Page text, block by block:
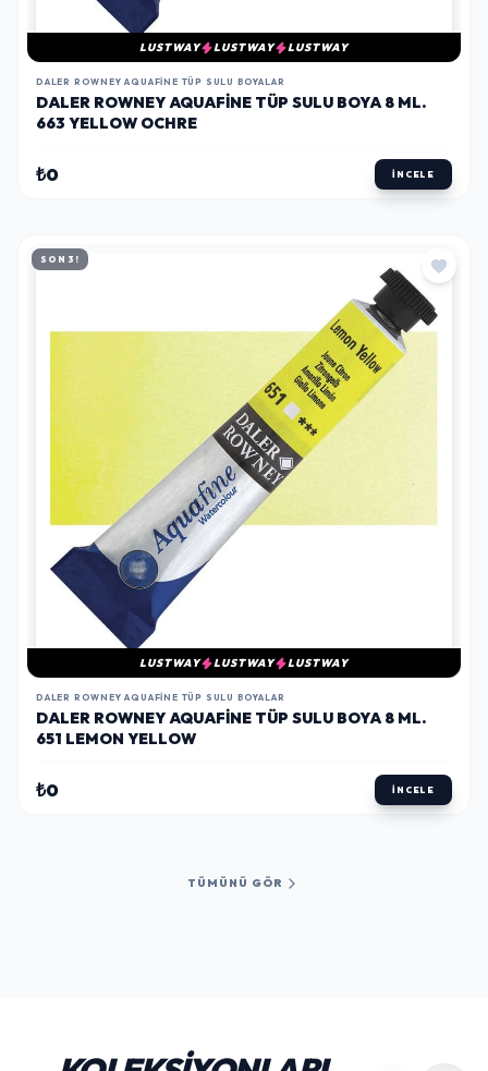
LUSTWAY LUSTWAY LUSTWAY
DALER ROWNEY AQUAFINE TÜP SULU BOYALAR
DALER ROWNEY AQUAFINE TÜP SULU BOYA 8 ML.
663 YELLOW OCHRE
₺0 İNCELE
SON 3!
LUSTWAY LUSTWAY LUSTWAY
DALER ROWNEY AQUAFINE TÜP SULU BOYALAR
DALER ROWNEY AQUAFINE TÜP SULU BOYA 8 ML.
651 LEMON YELLOW
₺0 İNCELE
TÜMÜNÜ GÖR